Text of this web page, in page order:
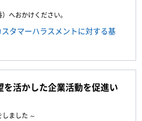
）へおかけください。
タマーハラスメントに対する基
活かした企業活動を促進い
ました ～